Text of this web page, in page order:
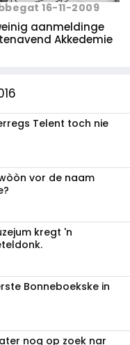
16-11-2009
aanmeldinge
Akkedemie
Telent toch nie
vor de naam
kregt 'n
Bonneboekske in
nog op zoek nar